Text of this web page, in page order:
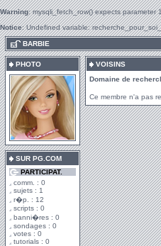
Warning: mysqli_fetch_row() expects
Notice: Undefined variable:
BARBIE
PHOTO
SUR PG.COM
PARTICIPAT.
comm. : 0
sujets : 1
r�p. : 12
scripts : 0
banni�res : 0
sondages : 0
votes : 0
tutorials : 0
VOISINS
Domaine de
Ce membre n'a pas